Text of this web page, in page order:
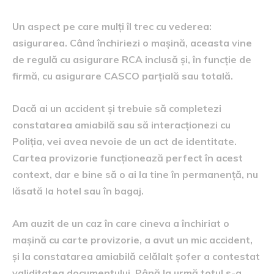
Un aspect pe care mulți îl trec cu vederea:
asigurarea. Când închiriezi o mașină, aceasta vine
de regulă cu asigurare RCA inclusă și, în funcție de
firmă, cu asigurare CASCO parțială sau totală.
Dacă ai un accident și trebuie să completezi
constatarea amiabilă sau să interacționezi cu
Poliția, vei avea nevoie de un act de identitate.
Cartea provizorie funcționează perfect în acest
context, dar e bine să o ai la tine în permanență, nu
lăsată la hotel sau în bagaj.
Am auzit de un caz în care cineva a închiriat o
mașină cu carte provizorie, a avut un mic accident,
și la constatarea amiabilă celălalt șofer a contestat